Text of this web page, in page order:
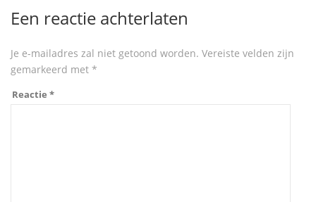
Een reactie achterlaten
Je e-mailadres zal niet getoond worden. Vereiste velden zijn
gemarkeerd met *
Reactie *